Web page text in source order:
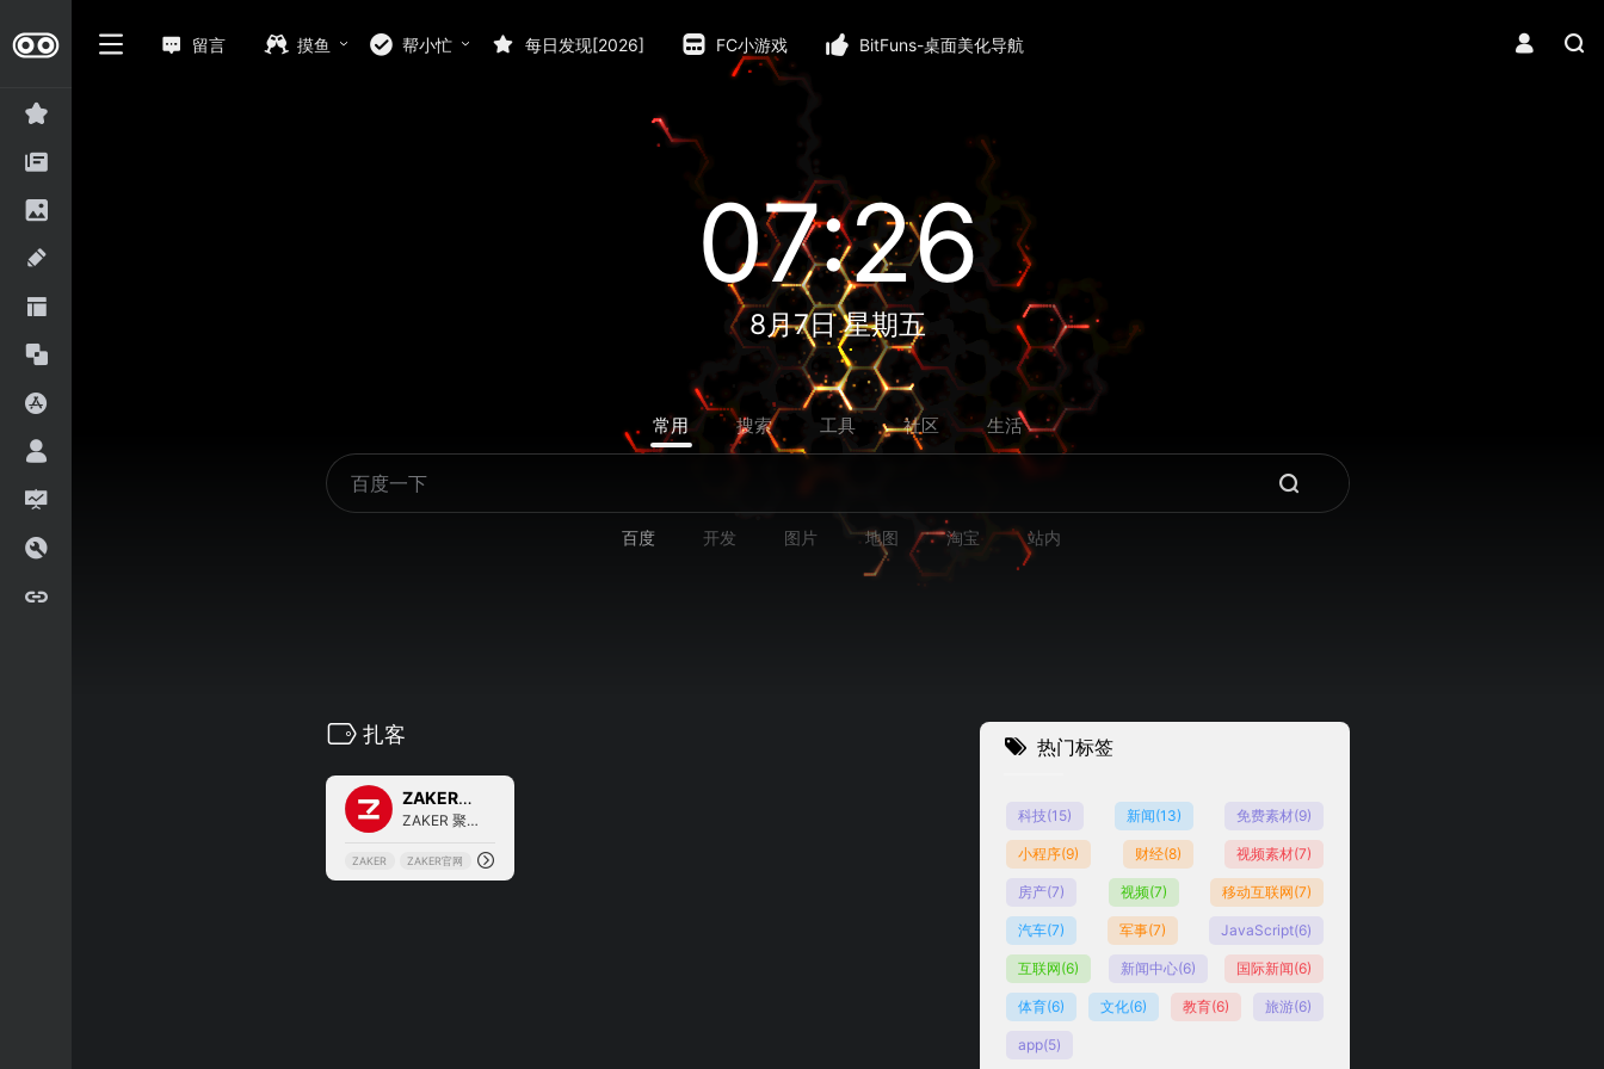
留言 摸鱼 帮小忙 每日发现[2026] FC小游戏 BitFuns-桌面美化导航
07:26
8月7日 星期五
常用 搜索 工具 社区 生活
百度 开发 图片 地图 淘宝 站内
扎客
ZAKER新闻
ZAKER 聚合了新闻、杂志、报...
ZAKER ZAKER官网 ZAKER新闻
热门标签
科技(15) 新闻(13) 免费素材(9)
小程序(9) 财经(8) 视频素材(7)
房产(7) 视频(7) 移动互联网(7)
汽车(7) 军事(7) JavaScript(6)
互联网(6) 新闻中心(6) 国际新闻(6)
体育(6) 文化(6) 教育(6) 旅游(6)
app(5)